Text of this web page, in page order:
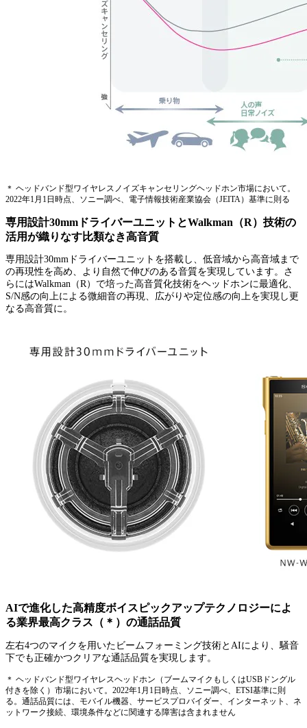
＊ ヘッドバンド型ワイヤレスノイズキャンセリングヘッドホン市場において。
2022年1月1日時点、ソニー調べ、電子情報技術産業協会（JEITA）基準に則る
専用設計30mmドライバーユニットとWalkman（R）技術の
活用が織りなす比類なき高音質
専用設計30mmドライバーユニットを搭載し、低音域から高音域まで
の再現性を高め、より自然で伸びのある音質を実現しています。さ
らにはWalkman（R）で培った高音質化技術をヘッドホンに最適化、
S/N感の向上による微細音の再現、広がりや定位感の向上を実現し更
なる高音質に。
AIで進化した高精度ボイスピックアップテクノロジーによ
る業界最高クラス（＊）の通話品質
左右4つのマイクを用いたビームフォーミング技術とAIにより、騒音
下でも正確かつクリアな通話品質を実現します。
＊ ヘッドバンド型ワイヤレスヘッドホン（ブームマイクもしくはUSBドングル
付きを除く）市場において。2022年1月1日時点、ソニー調べ、ETSI基準に則
る。通話品質には、モバイル機器、サービスプロバイダー、インターネット、ネ
ットワーク接続、環境条件などに関連する障害は含まれません